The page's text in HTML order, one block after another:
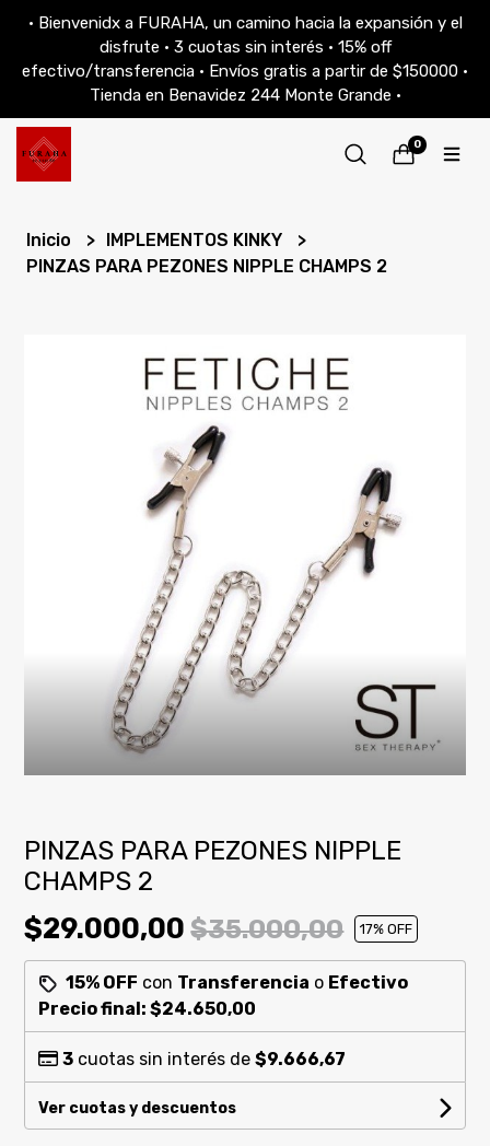
• Bienvenidx a FURAHA, un camino hacia la expansión y el
disfrute • 3 cuotas sin interés • 15% off
efectivo/transferencia • Envíos gratis a partir de $150000 •
Tienda en Benavidez 244 Monte Grande •
0
Inicio
IMPLEMENTOS KINKY
PINZAS PARA PEZONES NIPPLE CHAMPS 2
PINZAS PARA PEZONES NIPPLE
CHAMPS 2
$29.000,00$35.000,00 17% OFF
15% OFF con Transferencia o Efectivo
Precio final:$24.650,00
3 cuotas sin interés de$9.666,67
Ver cuotas y descuentos